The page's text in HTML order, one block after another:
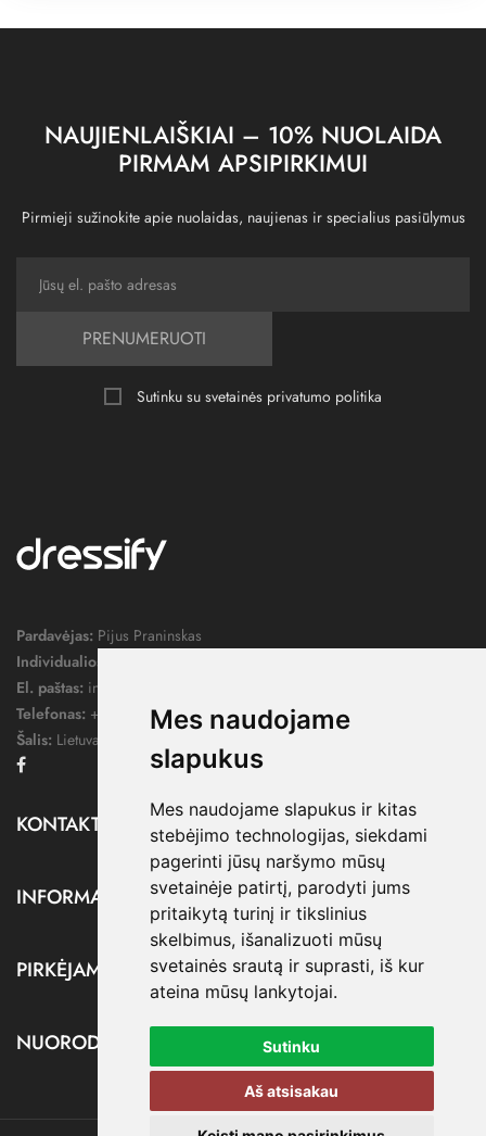
Mes naudojame
slapukus
Mes naudojame slapukus ir kitas
stebėjimo technologijas, siekdami
pagerinti jūsų naršymo mūsų
svetainėje patirtį, parodyti jums
pritaikytą turinį ir tikslinius
skelbimus, išanalizuoti mūsų
svetainės srautą ir suprasti, iš kur
ateina mūsų lankytojai.
Sutinku
Aš atsisakau
NAUJIENLAIŠKIAI – 10% NUOLAIDA
PIRMAM APSIPIRKIMUI
Pirmieji sužinokite apie nuolaidas, naujienas ir specialius pasiūlymus
PRENUMERUOTI
Sutinku su svetainės privatumo politika
Pardavėjas: Pijus Praninskas
Individualios veiklos pažymos nr.:
El. paštas: info@dressify.lt
Telefonas: +370 676 78578
Šalis: Lietuva
KONTAKTAI
INFORMACIJA
PIRKĖJAMS
NUORODOS